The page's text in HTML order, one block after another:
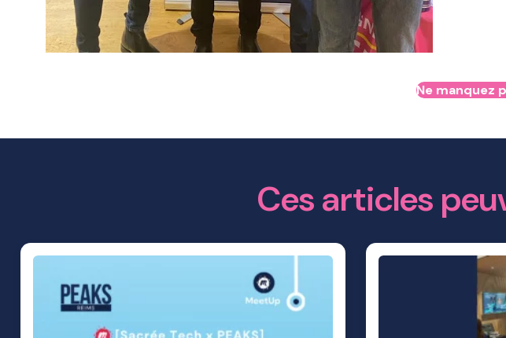
Ne manquez
Ces articles